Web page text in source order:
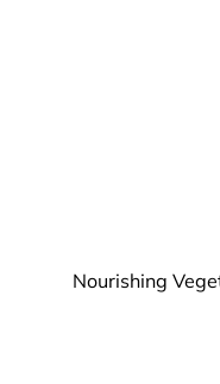
Nourishing